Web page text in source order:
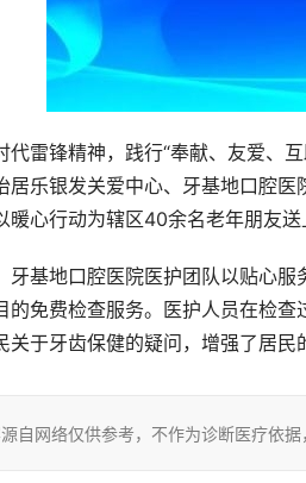
代雷锋精神，践行“奉献、友爱、
居乐银发关爱中心、牙基地口腔医
暖心行动为辖区40余名老年朋友送
牙基地口腔医院医护团队以贴心
的免费检查服务。医护人员在检
关于牙齿保健的疑问，增强了居民
自网络仅供参考，不作为诊断医疗依